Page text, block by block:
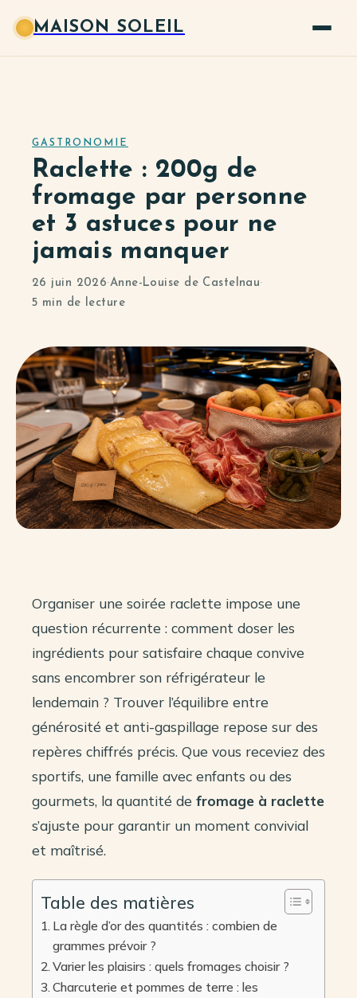
MAISON SOLEIL
GASTRONOMIE
Raclette : 200g de
fromage par personne
et 3 astuces pour ne
jamais manquer
26 juin 2026·Anne-Louise de Castelnau·
5 min de lecture
Organiser une soirée raclette impose une
question récurrente : comment doser les
ingrédients pour satisfaire chaque convive
sans encombrer son réfrigérateur le
lendemain ? Trouver l’équilibre entre
générosité et anti-gaspillage repose sur des
repères chiffrés précis. Que vous receviez des
sportifs, une famille avec enfants ou des
gourmets, la quantité de fromage à raclette
s’ajuste pour garantir un moment convivial
et maîtrisé.
Table des matières
La règle d’or des quantités : combien de
grammes prévoir ?
Varier les plaisirs : quels fromages choisir ?
Charcuterie et pommes de terre : les